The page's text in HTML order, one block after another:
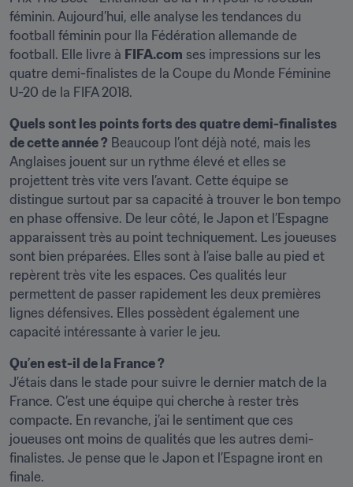
féminin. Aujourd’hui, elle analyse les tendances du
football féminin pour lla Fédération allemande de
football. Elle livre à FIFA.com ses impressions sur les
quatre demi-finalistes de la Coupe du Monde Féminine
U-20 de la FIFA 2018.
Quels sont les points forts des quatre demi-finalistes
de cette année ? Beaucoup l’ont déjà noté, mais les
Anglaises jouent sur un rythme élevé et elles se
projettent très vite vers l’avant. Cette équipe se
distingue surtout par sa capacité à trouver le bon tempo
en phase offensive. De leur côté, le Japon et l’Espagne
apparaissent très au point techniquement. Les joueuses
sont bien préparées. Elles sont à l’aise balle au pied et
repèrent très vite les espaces. Ces qualités leur
permettent de passer rapidement les deux premières
lignes défensives. Elles possèdent également une
capacité intéressante à varier le jeu.
Qu’en est-il de la France ?
J’étais dans le stade pour suivre le dernier match de la
France. C’est une équipe qui cherche à rester très
compacte. En revanche, j’ai le sentiment que ces
joueuses ont moins de qualités que les autres demi-
finalistes. Je pense que le Japon et l’Espagne iront en
finale. ﻿